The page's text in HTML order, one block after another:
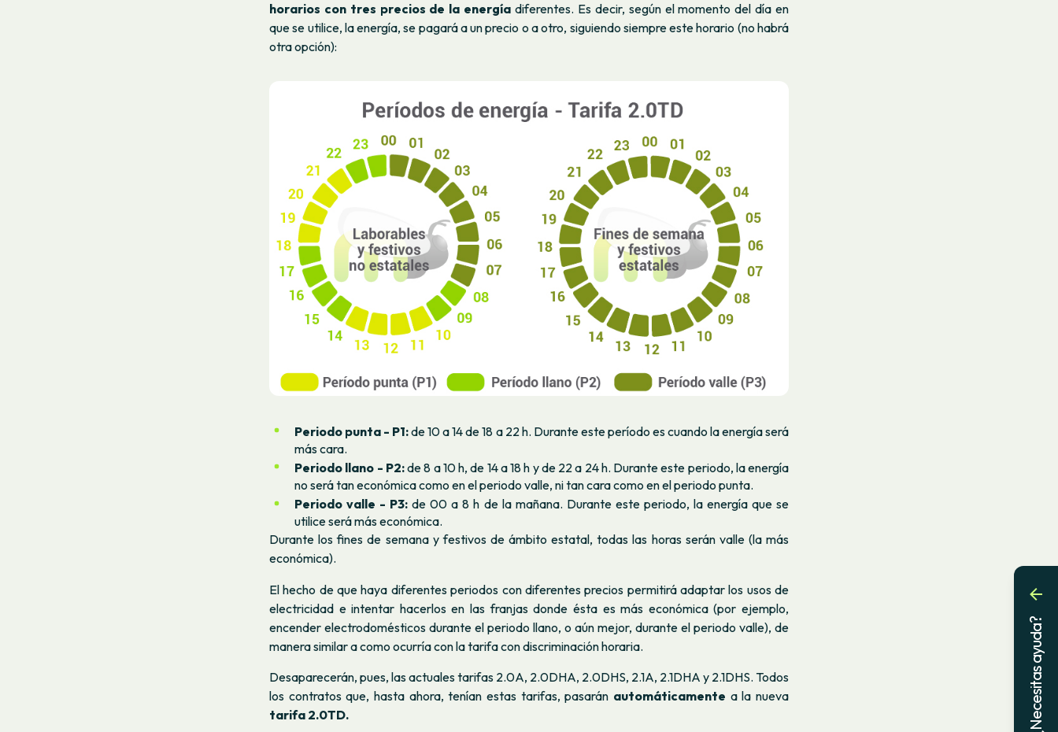
horarios con tres precios de la energía diferentes. Es decir, según el momento del día en
que se utilice, la energía, se pagará a un precio o a otro, siguiendo siempre este horario (no habrá
otra opción):
Periodo punta - P1:de 10 a 14 de 18 a 22 h. Durante este período es cuando la energía será
más cara.
Periodo llano - P2:de 8 a 10 h, de 14 a 18 h y de 22 a 24 h. Durante este periodo, la energía
no será tan económica como en el periodo valle, ni tan cara como en el periodo punta.
Periodo valle - P3: de 00 a 8 h de la mañana. Durante este periodo, la energía que se
utilice será más económica.
Durante los fines de semana y festivos de ámbito estatal, todas las horas serán valle (la más
económica).
El hecho de que haya diferentes periodos con diferentes precios permitirá adaptar los usos de
electricidad e intentar hacerlos en las franjas donde ésta es más económica (por ejemplo,
encender electrodomésticos durante el periodo llano, o aún mejor, durante el periodo valle), de
manera similar a como ocurría con la tarifa con discriminación horaria.
Desaparecerán, pues, las actuales tarifas 2.0A, 2.0DHA, 2.0DHS, 2.1A, 2.1DHA y 2.1DHS. Todos
los contratos que, hasta ahora, tenían estas tarifas, pasarán automáticamente a la nueva
tarifa 2.0TD.
¿Necesitas ayuda?